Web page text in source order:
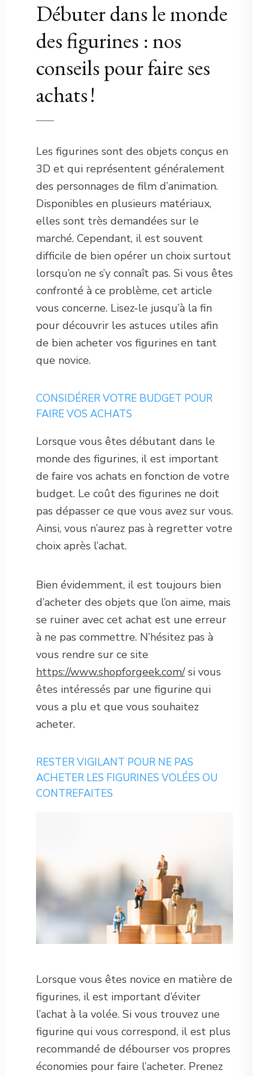
Débuter dans le monde
des figurines : nos
conseils pour faire ses
achats !
Les figurines sont des objets conçus en
3D et qui représentent généralement
des personnages de film d’animation.
Disponibles en plusieurs matériaux,
elles sont très demandées sur le
marché. Cependant, il est souvent
difficile de bien opérer un choix surtout
lorsqu’on ne s’y connaît pas. Si vous êtes
confronté à ce problème, cet article
vous concerne. Lisez-le jusqu’à la fin
pour découvrir les astuces utiles afin
de bien acheter vos figurines en tant
que novice.
CONSIDÉRER VOTRE BUDGET POUR
FAIRE VOS ACHATS
Lorsque vous êtes débutant dans le
monde des figurines, il est important
de faire vos achats en fonction de votre
budget. Le coût des figurines ne doit
pas dépasser ce que vous avez sur vous.
Ainsi, vous n’aurez pas à regretter votre
choix après l’achat.
Bien évidemment, il est toujours bien
d’acheter des objets que l’on aime, mais
se ruiner avec cet achat est une erreur
à ne pas commettre. N’hésitez pas à
vous rendre sur ce site
https://www.shopforgeek.com/si vous
êtes intéressés par une figurine qui
vous a plu et que vous souhaitez
acheter.
RESTER VIGILANT POUR NE PAS
ACHETER LES FIGURINES VOLÉES OU
CONTREFAITES
Lorsque vous êtes novice en matière de
figurines, il est important d’éviter
l’achat à la volée. Si vous trouvez une
figurine qui vous correspond, il est plus
recommandé de débourser vos propres
économies pour faire l’acheter. Prenez